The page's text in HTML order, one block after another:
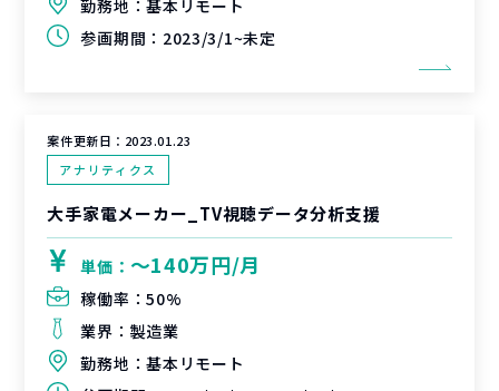
勤務地：基本リモート
参画期間： 2023/3/1~未定
案件更新日： 2023.01.23
アナリティクス
大手家電メーカー_TV視聴データ分析支援
単価： 〜140万円/月
稼働率：50%
業界： 製造業
勤務地：基本リモート